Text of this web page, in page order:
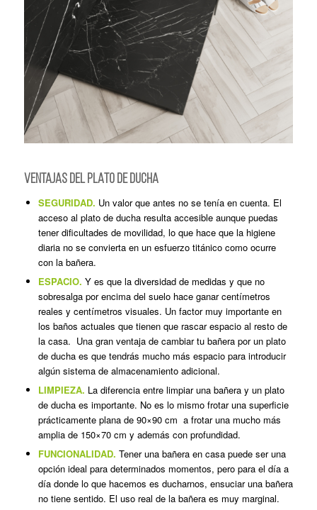
VENTAJAS DEL PLATO DE DUCHA
SEGURIDAD. Un valor que antes no se tenía en cuenta. El
acceso al plato de ducha resulta accesible aunque puedas
tener dificultades de movilidad, lo que hace que la higiene
diaria no se convierta en un esfuerzo titánico como ocurre
con la bañera.
ESPACIO. Y es que la diversidad de medidas y que no
sobresalga por encima del suelo hace ganar centímetros
reales y centímetros visuales. Un factor muy importante en
los baños actuales que tienen que rascar espacio al resto de
la casa. Una gran ventaja de cambiar tu bañera por un plato
de ducha es que tendrás mucho más espacio para introducir
algún sistema de almacenamiento adicional.
LIMPIEZA. La diferencia entre limpiar una bañera y un plato
de ducha es importante. No es lo mismo frotar una superficie
prácticamente plana de 90×90 cm a frotar una mucho más
amplia de 150×70 cm y además con profundidad.
FUNCIONALIDAD. Tener una bañera en casa puede ser una
opción ideal para determinados momentos, pero para el día a
día donde lo que hacemos es ducharnos, ensuciar una bañera
no tiene sentido. El uso real de la bañera es muy marginal.